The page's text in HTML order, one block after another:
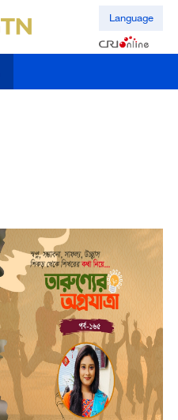
Language